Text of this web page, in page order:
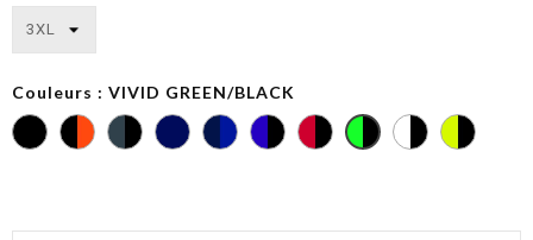
Couleurs : VIVID GREEN/BLACK